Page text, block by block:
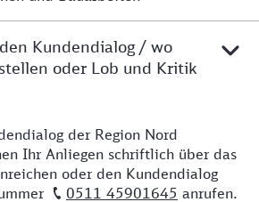
Kundendialog / wo
oder Lob und Kritik
der Region Nord
Ihr Anliegen schriftlich über das
oder den Kundendialog
0511 45901645 anrufen.